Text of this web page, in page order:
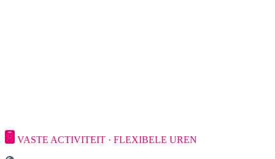
VASTE ACTIVITEIT · FLEXIBELE UREN